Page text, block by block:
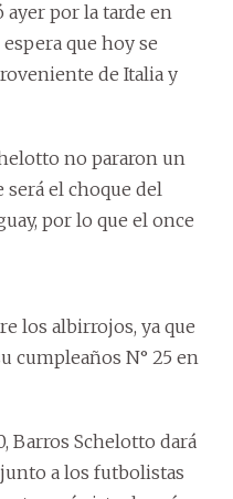
por la tarde en
que hoy se
de Italia y
no pararon un
será el choque del
por lo que el once
los albirrojos, ya que
cumpleaños N° 25 en
Barros Schelotto dará
a los futbolistas